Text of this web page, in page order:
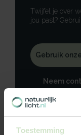
Toestemming
Twijfel je over
jou past?
Gebruik
Neem